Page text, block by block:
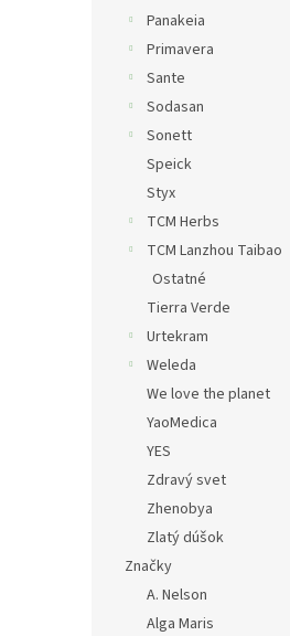
Panakeia
Primavera
Sante
Sodasan
Sonett
Speick
Styx
TCM Herbs
TCM Lanzhou Taibao
Ostatné
Tierra Verde
Urtekram
Weleda
We love the planet
YaoMedica
YES
Zdravý svet
Zhenobya
Zlatý dúšok
Značky
A. Nelson
Alga Maris